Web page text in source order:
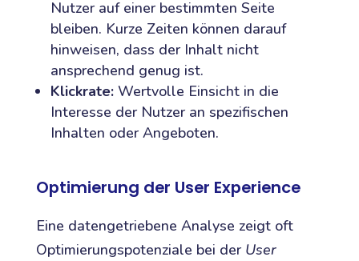
Nutzer auf einer bestimmten Seite
bleiben. Kurze Zeiten können darauf
hinweisen, dass der Inhalt nicht
ansprechend genug ist.
Klickrate:Wertvolle Einsicht in die
Interesse der Nutzer an spezifischen
Inhalten oder Angeboten.
Optimierung der User Experience
Eine datengetriebene Analyse zeigt oft
Optimierungspotenziale bei der User